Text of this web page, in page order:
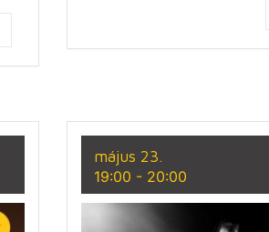
május 23.
19:00 - 20:00